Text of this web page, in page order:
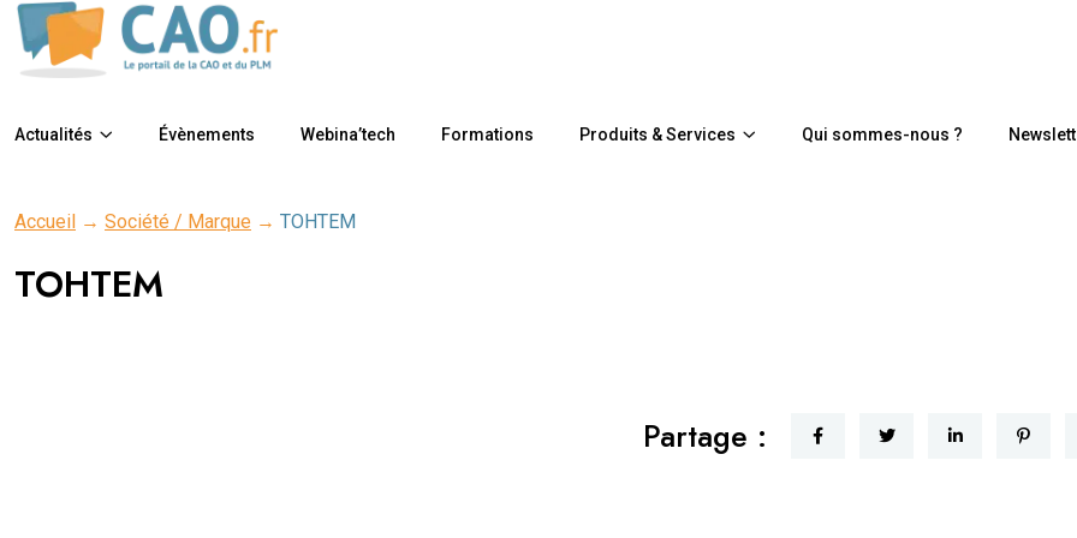
Actualités Évènements Webina’tech Formations Produits & Services Qui sommes-nous ?
Accueil → Société / Marque → TOHTEM
TOHTEM
Partage :